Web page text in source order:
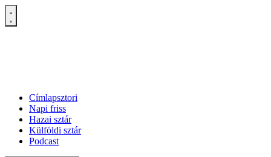
Címlapsztori
Napi friss
Hazai sztár
Külföldi sztár
Podcast